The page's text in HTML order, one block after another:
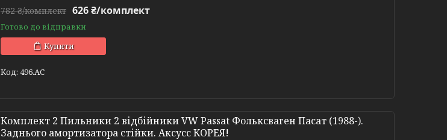
782 ₴/комплект 626 ₴/комплект
Готово до відправки
Купити
496.AC
Комплект 2 Пильники 2 відбійники VW Passat Фольксваген Пасат (1988-).
Заднього амортизатора стійки. Аксусс КОРЕЯ!